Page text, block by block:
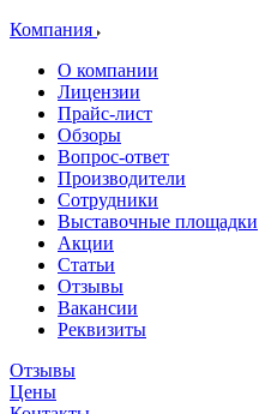
Компания
О компании
Лицензии
Прайс-лист
Обзоры
Вопрос-ответ
Производители
Сотрудники
Выставочные площадки
Акции
Статьи
Отзывы
Вакансии
Реквизиты
Отзывы
Цены